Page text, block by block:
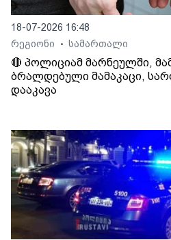
18-07-2026 16:48
რეგიონი
• სამართალი
🔴 პოლიციამ მარნეულში,
ბრალდებული მამაკაცი,
დააკავა